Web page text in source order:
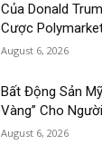
Của Donald
Cược
August 6, 2026
Bất Động Sản
Vàng” Cho
August 6, 2026